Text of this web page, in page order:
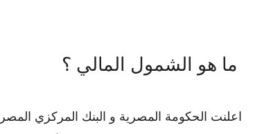
ما هو الشمول المالي ؟